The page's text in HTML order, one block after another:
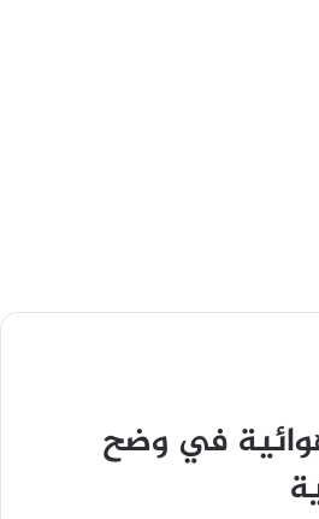
في وضح